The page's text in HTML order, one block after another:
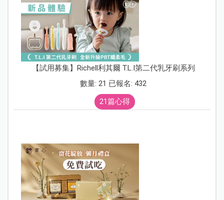
【試用募集】Richell利其爾 T.L.I第二代乳牙刷系列
數量: 21 已報名: 432
21篇心得